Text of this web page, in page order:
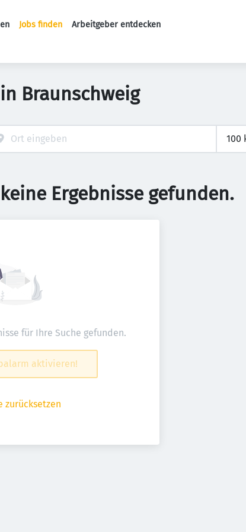
Jobs finden
Arbeitgeber entdecken
Braunschweig
Ergebnisse gefunden.
für Ihre Suche gefunden.
aktivieren!
zurücksetzen